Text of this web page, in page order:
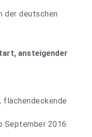
der deutschen
ansteigender
flächendeckende
September 2016